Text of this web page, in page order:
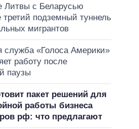
Литвы с Беларусью
подземный туннель
мигрантов
служба «Голоса Америки»
работу после
паузы
пакет решений для
работы бизнеса
рф: что предлагают